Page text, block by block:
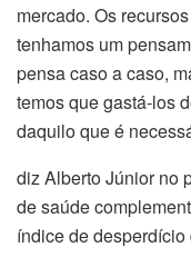
mercado. Os
tenhamos um
pensa caso a caso,
temos que gastá-los
daquilo que é
diz Alberto Júnior no
de saúde
índice de desperdício